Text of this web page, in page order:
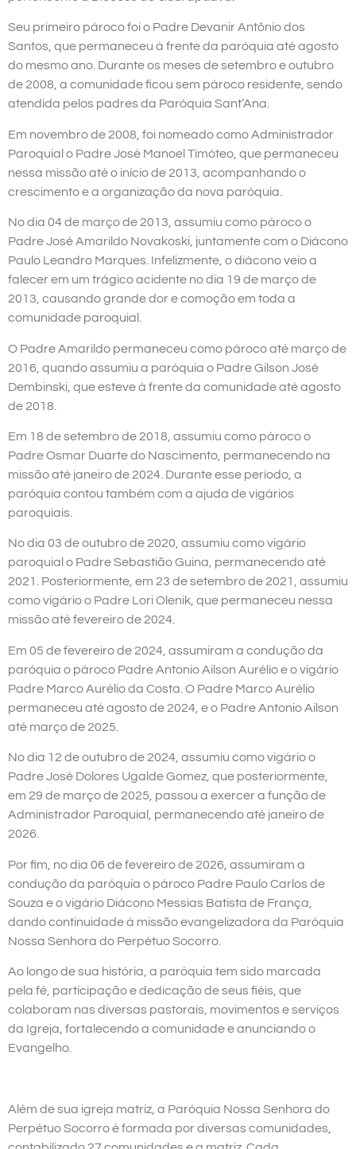
Seu primeiro pároco foi o Padre Devanir Antônio dos
Santos, que permaneceu à frente da paróquia até agosto
do mesmo ano. Durante os meses de setembro e outubro
de 2008, a comunidade ficou sem pároco residente, sendo
atendida pelos padres da Paróquia Sant’Ana.
Em novembro de 2008, foi nomeado como Administrador
Paroquial o Padre José Manoel Timóteo, que permaneceu
nessa missão até o início de 2013, acompanhando o
crescimento e a organização da nova paróquia.
No dia 04 de março de 2013, assumiu como pároco o
Padre José Amarildo Novakoski, juntamente com o Diácono
Paulo Leandro Marques. Infelizmente, o diácono veio a
falecer em um trágico acidente no dia 19 de março de
2013, causando grande dor e comoção em toda a
comunidade paroquial.
O Padre Amarildo permaneceu como pároco até março de
2016, quando assumiu a paróquia o Padre Gilson José
Dembinski, que esteve à frente da comunidade até agosto
de 2018.
Em 18 de setembro de 2018, assumiu como pároco o
Padre Osmar Duarte do Nascimento, permanecendo na
missão até janeiro de 2024. Durante esse período, a
paróquia contou também com a ajuda de vigários
paroquiais.
No dia 03 de outubro de 2020, assumiu como vigário
paroquial o Padre Sebastião Guina, permanecendo até
2021. Posteriormente, em 23 de setembro de 2021, assumiu
como vigário o Padre Lori Olenik, que permaneceu nessa
missão até fevereiro de 2024.
Em 05 de fevereiro de 2024, assumiram a condução da
paróquia o pároco Padre Antonio Ailson Aurélio e o vigário
Padre Marco Aurélio da Costa. O Padre Marco Aurélio
permaneceu até agosto de 2024, e o Padre Antonio Ailson
até março de 2025.
No dia 12 de outubro de 2024, assumiu como vigário o
Padre José Dolores Ugalde Gomez, que posteriormente,
em 29 de março de 2025, passou a exercer a função de
Administrador Paroquial, permanecendo até janeiro de
2026.
Por fim, no dia 06 de fevereiro de 2026, assumiram a
condução da paróquia o pároco Padre Paulo Carlos de
Souza e o vigário Diácono Messias Batista de França,
dando continuidade à missão evangelizadora da Paróquia
Nossa Senhora do Perpétuo Socorro.
Ao longo de sua história, a paróquia tem sido marcada
pela fé, participação e dedicação de seus fiéis, que
colaboram nas diversas pastorais, movimentos e serviços
da Igreja, fortalecendo a comunidade e anunciando o
Evangelho.
Além de sua igreja matriz, a Paróquia Nossa Senhora do
Perpétuo Socorro é formada por diversas comunidades,